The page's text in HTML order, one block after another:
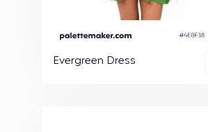
Evergreen Dress